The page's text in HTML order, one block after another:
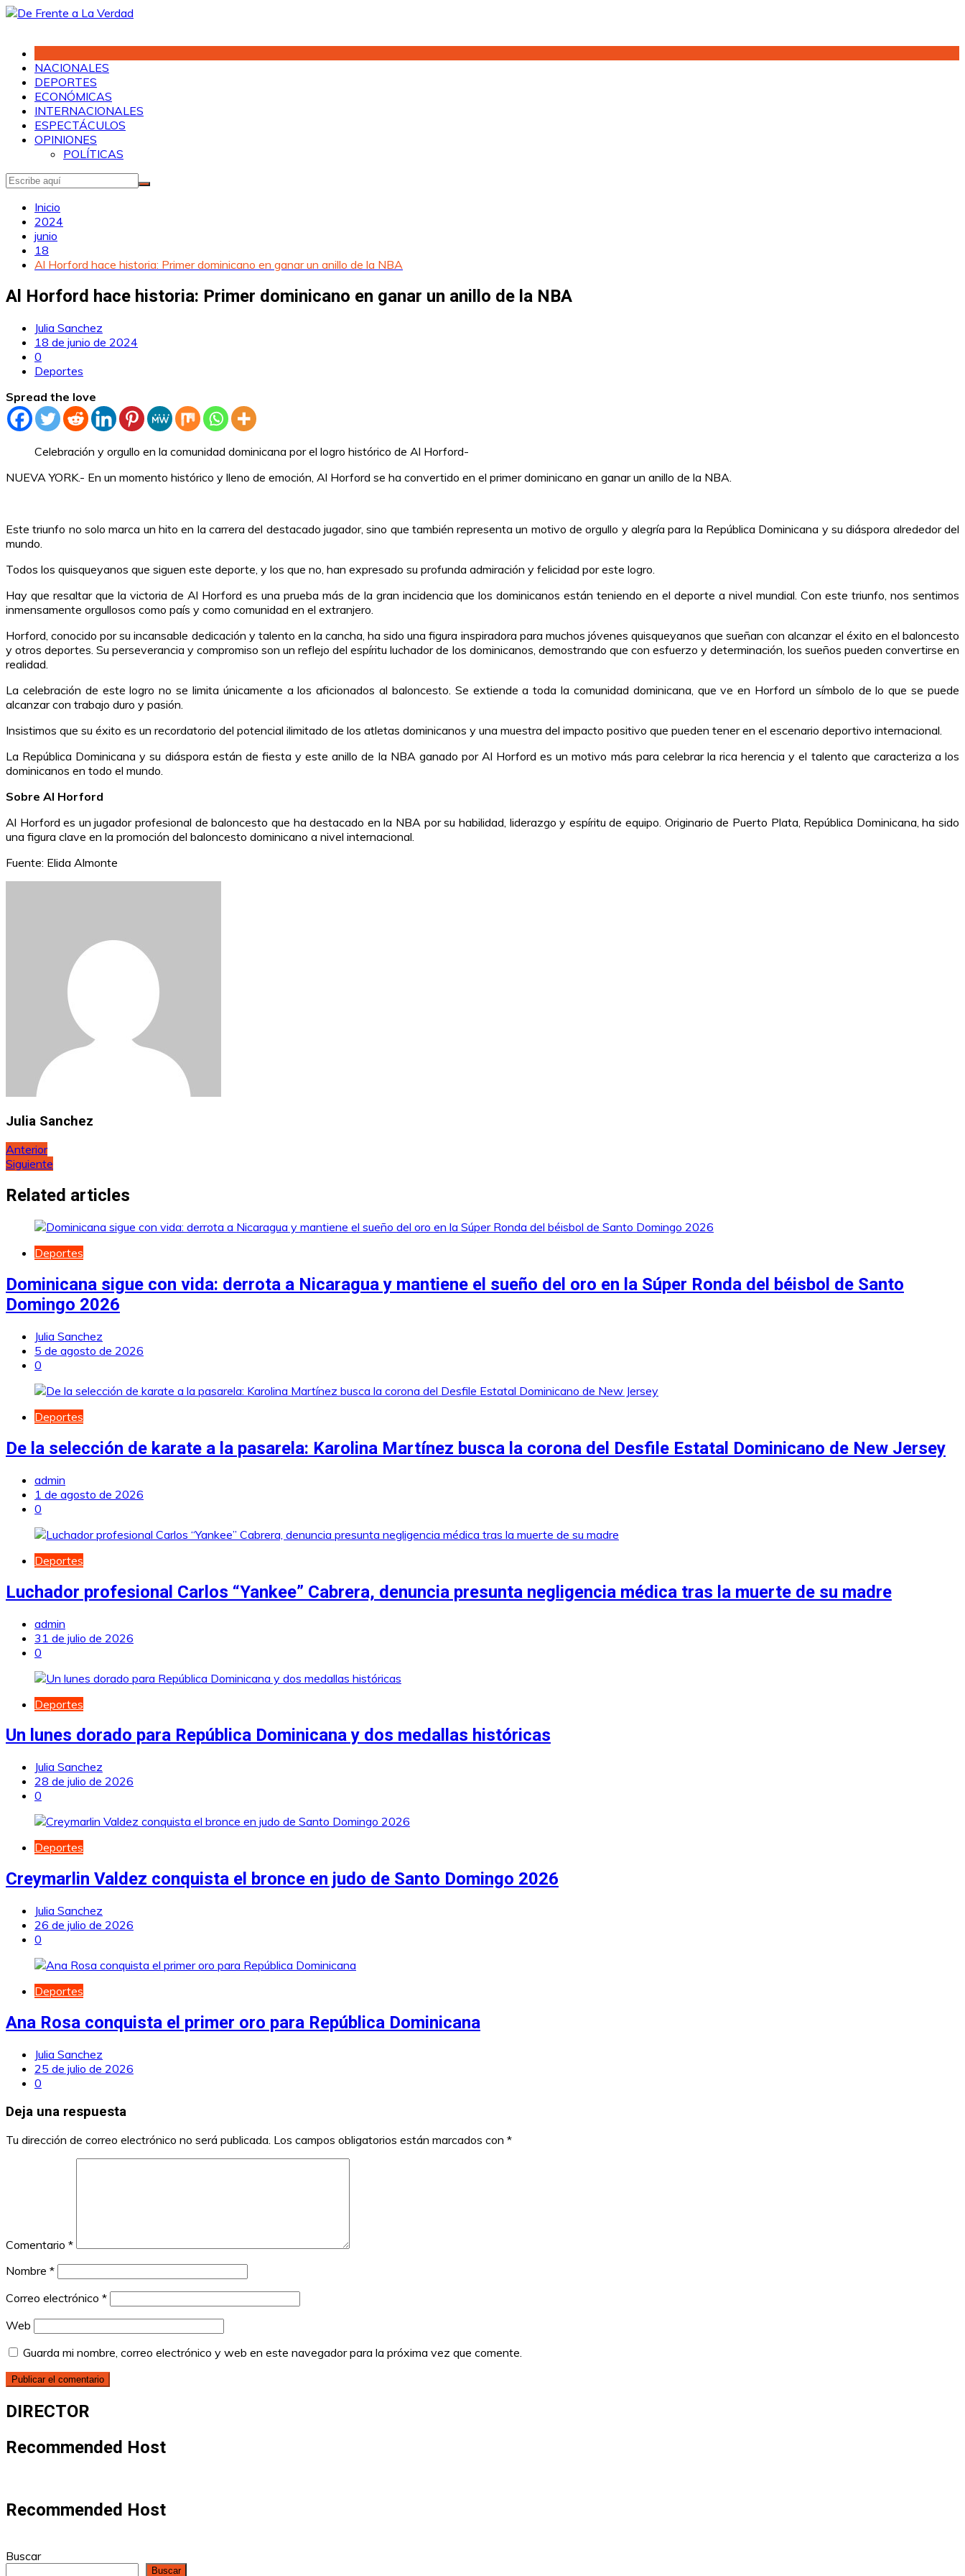
Saltar
NACIONALES
DEPORTES
ECONÓMICAS
INTERNACIONALES
ESPECTÁCULOS
OPINIONES
POLÍTICAS
Inicio
2024
junio
18
Al Horford hace historia: Primer dominicano en ganar un anillo de la NBA
Al Horford hace historia: Primer dominicano en ganar un anillo de la NBA
Julia Sanchez
18 de junio de 2024
0
Deportes
Spread the love
Celebración y orgullo en la comunidad dominicana por el logro histórico de Al Horford-
NUEVA YORK.- En un momento histórico y lleno de emoción, Al Horford se ha convertido en el primer dominicano en ganar un anillo de la NBA.
Este triunfo no solo marca un hito en la carrera del destacado jugador, sino que también representa un motivo de orgullo y alegría para la República Dominicana y su diáspora alrededor del
mundo.
Todos los quisqueyanos que siguen este deporte, y los que no, han expresado su profunda admiración y felicidad por este logro.
Hay que resaltar que la victoria de Al Horford es una prueba más de la gran incidencia que los dominicanos están teniendo en el deporte a nivel mundial. Con este triunfo, nos sentimos
inmensamente orgullosos como país y como comunidad en el extranjero.
Horford, conocido por su incansable dedicación y talento en la cancha, ha sido una figura inspiradora para muchos jóvenes quisqueyanos que sueñan con alcanzar el éxito en el baloncesto
y otros deportes. Su perseverancia y compromiso son un reflejo del espíritu luchador de los dominicanos, demostrando que con esfuerzo y determinación, los sueños pueden convertirse en
realidad.
La celebración de este logro no se limita únicamente a los aficionados al baloncesto. Se extiende a toda la comunidad dominicana, que ve en Horford un símbolo de lo que se puede
alcanzar con trabajo duro y pasión.
Insistimos que su éxito es un recordatorio del potencial ilimitado de los atletas dominicanos y una muestra del impacto positivo que pueden tener en el escenario deportivo internacional.
La República Dominicana y su diáspora están de fiesta y este anillo de la NBA ganado por Al Horford es un motivo más para celebrar la rica herencia y el talento que caracteriza a los
dominicanos en todo el mundo.
Sobre Al Horford
Al Horford es un jugador profesional de baloncesto que ha destacado en la NBA por su habilidad, liderazgo y espíritu de equipo. Originario de Puerto Plata, República Dominicana, ha sido
una figura clave en la promoción del baloncesto dominicano a nivel internacional.
Fuente: Elida Almonte
Julia Sanchez
Navegación
de
entradas
Anterior
Siguiente
Related articles
Deportes
Dominicana sigue con vida: derrota a Nicaragua y mantiene el sueño del oro en la Súper Ronda del béisbol de Santo
Domingo 2026
Julia Sanchez
5 de agosto de 2026
0
Deportes
De la selección de karate a la pasarela: Karolina Martínez busca la corona del Desfile Estatal Dominicano de New Jersey
admin
1 de agosto de 2026
0
Deportes
Luchador profesional Carlos “Yankee” Cabrera, denuncia presunta negligencia médica tras la muerte de su madre
admin
31 de julio de 2026
0
Deportes
Un lunes dorado para República Dominicana y dos medallas históricas
Julia Sanchez
28 de julio de 2026
0
Deportes
Creymarlin Valdez conquista el bronce en judo de Santo Domingo 2026
Julia Sanchez
26 de julio de 2026
0
Deportes
Ana Rosa conquista el primer oro para República Dominicana
Julia Sanchez
25 de julio de 2026
0
Deja una respuesta
Tu dirección de correo electrónico no será publicada. Los campos obligatorios están marcados con *
Comentario *
Nombre *
Correo electrónico *
Web
Guarda mi nombre, correo electrónico y web en este navegador para la próxima vez que comente.
DIRECTOR
Recommended Host
Recommended Host
Buscar
Buscar